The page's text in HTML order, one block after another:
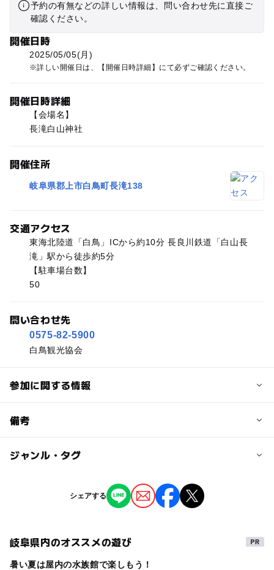
予約の有無などの詳しい情報は、問い合わせ先に直接ご
確認ください。
開催日時
2025/05/05(月)
詳しい開催日は、【開催日時詳細】にて必ずご確認ください。
開催日時詳細
【会場名】
長滝白山神社
開催住所
岐阜県郡上市白鳥町長滝138
交通アクセス
東海北陸道「白鳥」ICから約10分 長良川鉄道「白山長
滝」駅から徒歩約5分
【駐車場台数】
50
問い合わせ先
0575-82-5900
白鳥観光協会
参加に関する情報
予約/応募
備考
※掲載の情報は天候や主催者側の都合などにより変更にな
情報提供：イベントバンク
ジャンル・タグ
GW(ゴールデンウィーク)
シェアする
岐阜県内のオススメの遊び
暑い夏は屋内の水族館で楽しもう！